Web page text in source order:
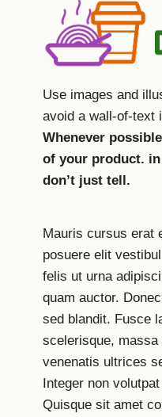
Use images and illustrations frequently, to
Whenever possible,
of your product.
don’t just tell.
Mauris cursus erat
posuere elit
felis ut urna
quam auctor. Donec eleifend
sed blandit. Fusce
scelerisque, massa
venenatis ultrices sem velit non augue.
Integer non
Quisque sit amet